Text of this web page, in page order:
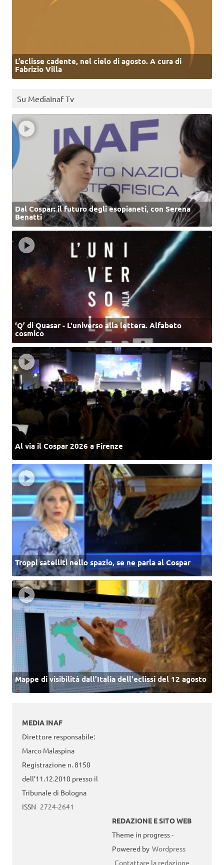
L’eclisse cadente, nel cielo di agosto. A cura di
Fabrizio Villa
Su MediaInaf Tv
Dal Cospar: il futuro degli esopianeti, con Serena
Benatti
‘Q’ di Quasar - L'universo alla lettera. Alfabeto
cosmico
Al via il Cospar 2026 a Firenze
Troppi satelliti nello spazio, se ne parla al Cospar
Mappe di visibilità dall’Italia dell'eclissi del 12 agosto
MEDIA INAF
Direttore responsabile:
Marco Malaspina
Registrazione n. 8150
dell’11.12.2010 presso il
Tribunale di Bologna
ISSN 2724-2641
REDAZIONE E SITO WEB
Theme in progress -
Powered by Wordpress
Contattare la redazione